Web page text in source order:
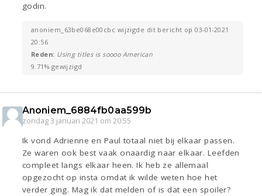
godin.
anoniem_63be068e00cbc wijzigde dit bericht op 03-01-2021
20:56
Reden: Using titles is soooo American
9.71% gewijzigd
Anoniem_6884fb0aa599b
zondag 3 januari 2021 om 20:55
Ik vond Adrienne en Paul totaal niet bij elkaar passen.
Ze waren ook best vaak onaardig naar elkaar. Leefden
compleet langs elkaar heen. Ik heb ze allemaal
opgezocht op insta omdat ik wilde weten hoe het
verder ging. Mag ik dat melden of is dat een spoiler?